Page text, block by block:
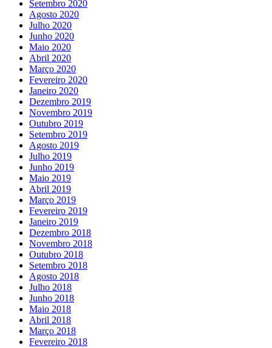
Setembro 2020
Agosto 2020
Julho 2020
Junho 2020
Maio 2020
Abril 2020
Março 2020
Fevereiro 2020
Janeiro 2020
Dezembro 2019
Novembro 2019
Outubro 2019
Setembro 2019
Agosto 2019
Julho 2019
Junho 2019
Maio 2019
Abril 2019
Março 2019
Fevereiro 2019
Janeiro 2019
Dezembro 2018
Novembro 2018
Outubro 2018
Setembro 2018
Agosto 2018
Julho 2018
Junho 2018
Maio 2018
Abril 2018
Março 2018
Fevereiro 2018